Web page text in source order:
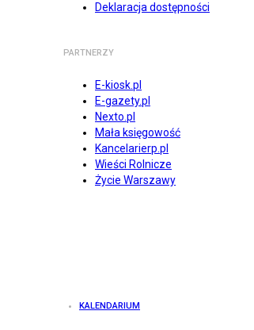
Deklaracja dostępności
PARTNERZY
E-kiosk.pl
E-gazety.pl
Nexto.pl
Mała księgowość
Kancelarierp.pl
Wieści Rolnicze
Życie Warszawy
KALENDARIUM